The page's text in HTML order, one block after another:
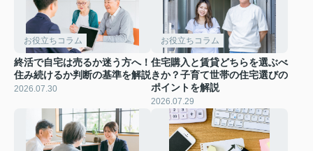
お役立ちコラム
終活で自宅は売るか迷う方へ！
住み続けるか判断の基準を解説
2026.07.30
お役立ちコラム
住宅購入と賃貸どちらを選ぶべ
きか？子育て世帯の住宅選びの
ポイントを解説
2026.07.29